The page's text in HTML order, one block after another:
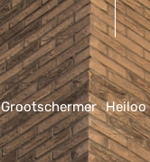
Grootschermer Heiloo